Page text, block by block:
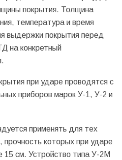
покрытия. Толщина
температура и время
выдержки покрытия перед
на конкретный
при ударе проводятся с
приборов марок У-1, У-2 и
применять для тех
прочность которых при ударе
15 см. Устройство типа У-2М